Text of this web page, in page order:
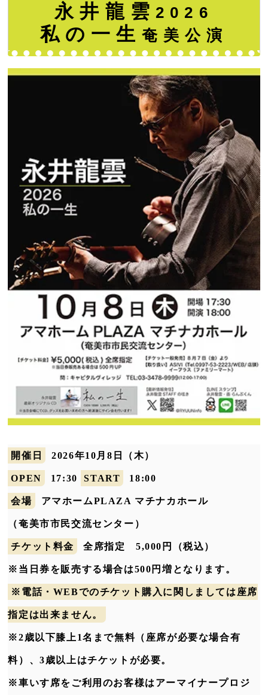
永井龍雲 2026
私の一生 奄美公演
開催日 2026年10月8日（木）
OPEN 17:30 START 18:00
会場 アマホームPLAZA マチナカホール
（奄美市市民交流センター）
チケット料金 全席指定 5,000円（税込）
※当日券を販売する場合は500円増となります。
※電話・WEBでのチケット購入に関しましては座席
指定は出来ません。
※2歳以下膝上1名まで無料（座席が必要な場合有
料）、3歳以上はチケットが必要。
※車いす席をご利用のお客様はアーマイナープロジ